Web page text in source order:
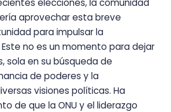
aprovechar esta breve
para impulsar la
no es un momento para dejar
sola en su búsqueda de
de poderes y la
visiones políticas. Ha
de que la ONU y el liderazgo